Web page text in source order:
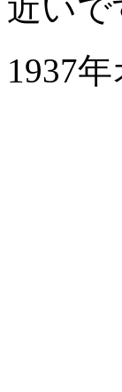
近いで
1937